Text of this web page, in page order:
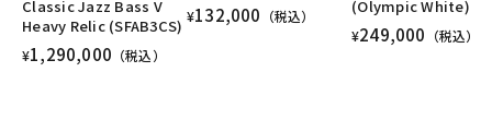
Classic Jazz Bass V
Heavy Relic (SFAB3CS)
¥1,290,000 （税込）
¥132,000 （税込）
(Olympic White)
¥249,000 （税込）